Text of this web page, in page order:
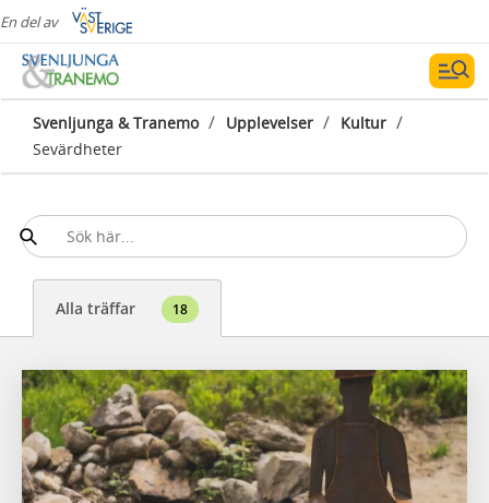
En del av
Svenljunga & Tranemo / Upplevelser / Kultur /
Sevärdheter
Alla träffar 18